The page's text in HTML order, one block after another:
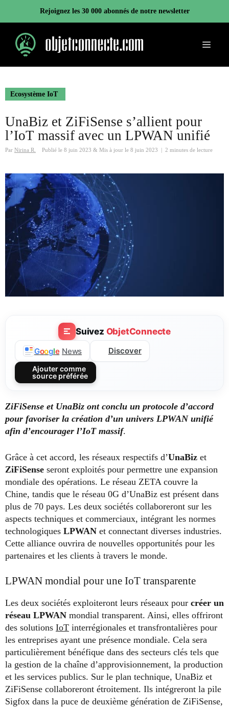
contenu
Rejoignez les 30 000 abonnés de notre newsletter
Menu
Ecosystème IoT
UnaBiz et ZiFiSense s’allient pour
l’IoT massif avec un LPWAN unifié
Par Nirina R. Publié le 8 juin 2023 & Mis à jour le 8 juin 2023 2 minutes de lecture
Suivez ObjetConnecte
Google News Discover
Ajouter comme
source préférée
ZiFiSense et UnaBiz ont conclu un protocole d’accord
pour favoriser la création d’un univers LPWAN unifié
afin d’encourager l’IoT massif.
Grâce à cet accord, les réseaux respectifs d’UnaBiz et
ZiFiSense seront exploités pour permettre une expansion
mondiale des opérations. Le réseau ZETA couvre la
Chine, tandis que le réseau 0G d’UnaBiz est présent dans
plus de 70 pays. Les deux sociétés collaboreront sur les
aspects techniques et commerciaux, intégrant les normes
technologiques LPWAN et connectant diverses industries.
Cette alliance ouvrira de nouvelles opportunités pour les
partenaires et les clients à travers le monde.
LPWAN mondial pour une IoT transparente
Les deux sociétés exploiteront leurs réseaux pour créer un
réseau LPWAN mondial transparent. Ainsi, elles offriront
des solutions IoT interrégionales et transfrontalières pour
les entreprises ayant une présence mondiale. Cela sera
particulièrement bénéfique dans des secteurs clés tels que
la gestion de la chaîne d’approvisionnement, la production
et les services publics. Sur le plan technique, UnaBiz et
ZiFiSense collaboreront étroitement. Ils intégreront la pile
Sigfox dans la puce de deuxième génération de ZiFiSense,